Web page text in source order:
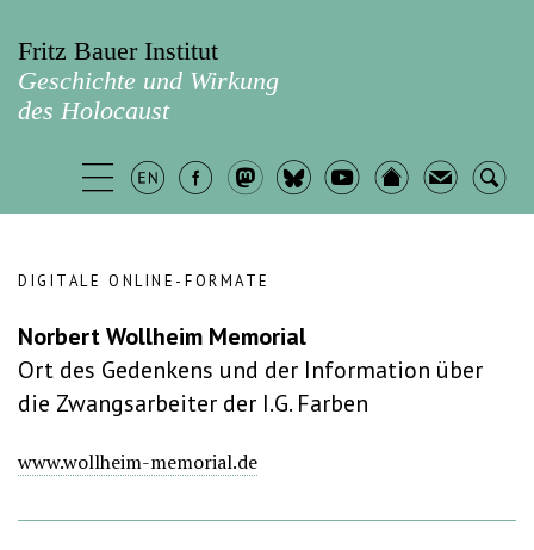
Fritz Bauer Institut
Geschichte und Wirkung
des Holocaust
DIGITALE ONLINE-FORMATE
Norbert Wollheim Memorial
Ort des Gedenkens und der Information über
die Zwangsarbeiter der I.G. Farben
www.wollheim-memorial.de